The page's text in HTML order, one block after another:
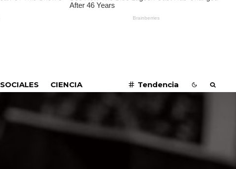
SOCIALES CIENCIA Tendencia